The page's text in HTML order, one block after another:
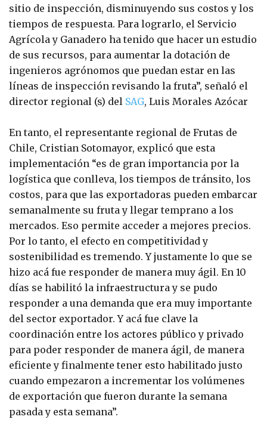
sitio de inspección, disminuyendo sus costos y los
tiempos de respuesta. Para lograrlo, el Servicio
Agrícola y Ganadero ha tenido que hacer un estudio
de sus recursos, para aumentar la dotación de
ingenieros agrónomos que puedan estar en las
líneas de inspección revisando la fruta”, señaló el
director regional (s) del SAG, Luis Morales Azócar
En tanto, el representante regional de Frutas de
Chile, Cristian Sotomayor, explicó que esta
implementación “es de gran importancia por la
logística que conlleva, los tiempos de tránsito, los
costos, para que las exportadoras pueden embarcar
semanalmente su fruta y llegar temprano a los
mercados. Eso permite acceder a mejores precios.
Por lo tanto, el efecto en competitividad y
sostenibilidad es tremendo. Y justamente lo que se
hizo acá fue responder de manera muy ágil. En 10
días se habilitó la infraestructura y se pudo
responder a una demanda que era muy importante
del sector exportador. Y acá fue clave la
coordinación entre los actores público y privado
para poder responder de manera ágil, de manera
eficiente y finalmente tener esto habilitado justo
cuando empezaron a incrementar los volúmenes
de exportación que fueron durante la semana
pasada y esta semana”.